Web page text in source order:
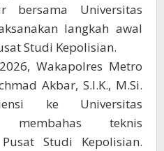
bersama Universitas
langkah awal
Studi Kepolisian.
Wakapolres Metro
Akbar, S.I.K., M.Si.
ke Universitas
teknis
Studi Kepolisian.